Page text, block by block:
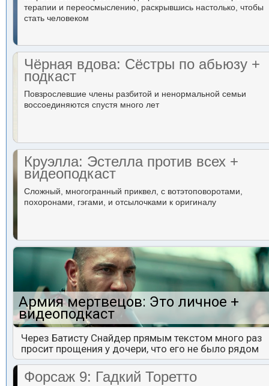
терапии и переосмыслению, раскрывшись настолько, чтобы
стать человеком
Чёрная вдова: Сёстры по абьюзу +
подкаст
Повзрослевшие члены разбитой и ненормальной семьи
воссоединяются спустя много лет
Круэлла: Эстелла против всех +
видеоподкаст
Сложный, многогранный приквел, с вотэтоповоротами,
похоронами, гэгами, и отсылочками к оригиналу
Армия мертвецов: Это личное +
видеоподкаст
Через Батисту Снайдер прямым текстом много раз
просит прощения у дочери, что его не было рядом
Форсаж 9: Гадкий Торетто